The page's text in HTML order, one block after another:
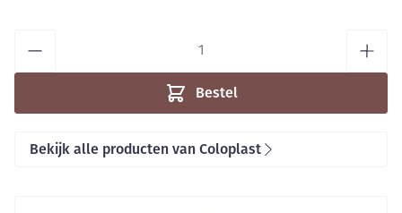
Bestel
Bekijk alle producten van Coloplast